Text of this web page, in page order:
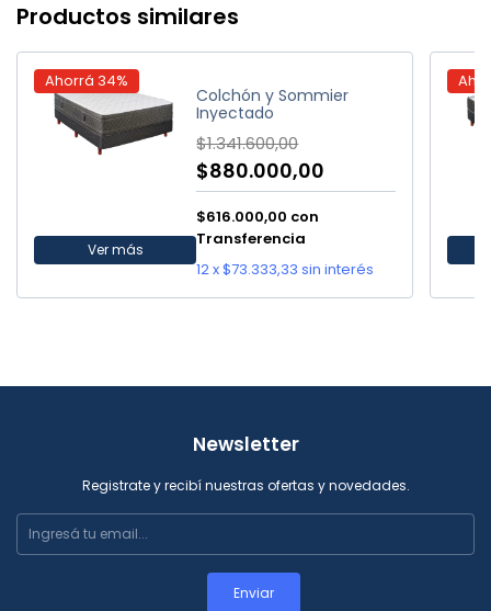
Productos similares
Ahorrá 34%
Ver más
Colchón y Sommier
Inyectado
$880.000,00
$1.341.600,00
$616.000,00 con
Transferencia
12x$73.333,33 sin interés
Newsletter
Registrate y recibí nuestras ofertas y novedades.